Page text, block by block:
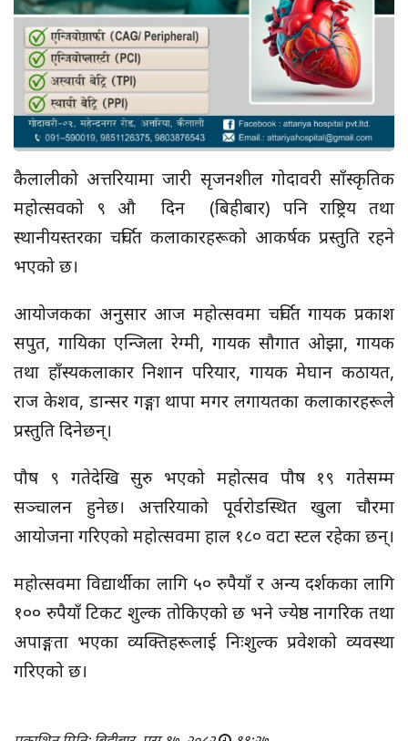
कैलालीको अत्तरियामा जारी सृजनशील गोदावरी साँस्कृतिक
महोत्सवको ९ औ दिन (बिहीबार) पनि राष्ट्रिय तथा
स्थानीयस्तरका चर्चित कलाकारहरूको आकर्षक प्रस्तुति रहने
भएको छ।
आयोजकका अनुसार आज महोत्सवमा चर्चित गायक प्रकाश
सपुत, गायिका एन्जिला रेग्मी, गायक सौगात ओझा, गायक
तथा हाँस्यकलाकार निशान परियार, गायक मेघान कठायत,
राज केशव, डान्सर गङ्गा थापा मगर लगायतका कलाकारहरूले
प्रस्तुति दिनेछन्।
पौष ९ गतेदेखि सुरु भएको महोत्सव पौष १९ गतेसम्म
सञ्चालन हुनेछ। अत्तरियाको पूर्वरोडस्थित खुला चौरमा
आयोजना गरिएको महोत्सवमा हाल १८० वटा स्टल रहेका छन्।
महोत्सवमा विद्यार्थीका लागि ५० रुपैयाँ र अन्य दर्शकका लागि
१०० रुपैयाँ टिकट शुल्क तोकिएको छ भने ज्येष्ठ नागरिक तथा
अपाङ्गता भएका व्यक्तिहरूलाई निःशुल्क प्रवेशको व्यवस्था
गरिएको छ।